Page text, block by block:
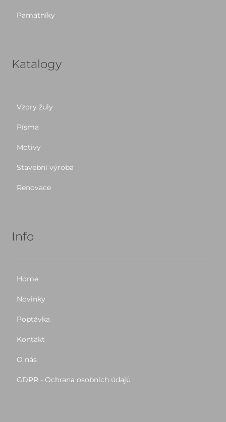
Památníky
Katalogy
Vzory žuly
Písma
Motivy
Stavební výroba
Renovace
Info
Home
Novinky
Poptávka
Kontakt
O nás
GDPR - Ochrana osobních údajů